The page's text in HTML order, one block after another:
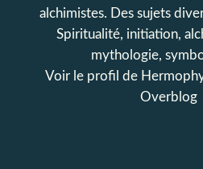
alchimistes. Des sujets
Spiritualité, initiation,
mythologie,
Voir le profil de
Overblog